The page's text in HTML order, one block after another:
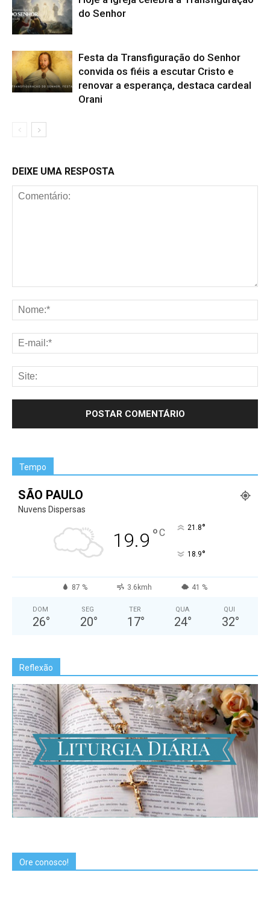
do Senhor
Festa da Transfiguração do Senhor
convida os fiéis a escutar Cristo e
renovar a esperança, destaca cardeal
Orani
DEIXE UMA RESPOSTA
Tempo
SÃO PAULO
Nuvens Dispersas
19.9 °C 21.8°
18.9°
87 % 3.6kmh 41 %
DOM
26°
SEG
20°
TER
17°
QUA
24°
QUI
32°
Reflexão
Ore conosco!